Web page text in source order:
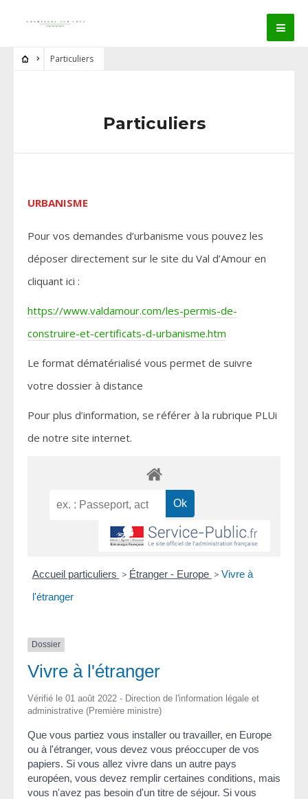
Particuliers
Particuliers
URBANISME
Pour vos demandes d’urbanisme vous pouvez les
déposer directement sur le site du Val d’Amour en
cliquant ici :
https://www.valdamour.com/les-permis-de-
construire-et-certificats-d-urbanisme.htm
Le format dématérialisé vous permet de suivre
votre dossier à distance
Pour plus d’information, se référer à la rubrique PLUi
de notre site internet.
Accueil particuliers > Étranger - Europe > Vivre à
l'étranger
Dossier
Vivre à l'étranger
Vérifié le 01 août 2022 - Direction de l'information légale et
administrative (Première ministre)
Que vous partiez vous installer ou travailler, en Europe
ou à l'étranger, vous devez vous préoccuper de vos
papiers. Si vous allez vivre dans un autre pays
européen, vous devez remplir certaines conditions, mais
vous n'avez pas besoin d'un titre de séjour. Si vous